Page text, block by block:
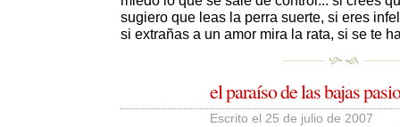
sugiero que leas la perra suerte, si eres
si extrañas a un amor mira la rata, si se te
el paraíso de las bajas
Escrito el 25 de julio de 2007